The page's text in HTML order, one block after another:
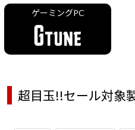
ゲーミングPC
超目玉!!セール対象